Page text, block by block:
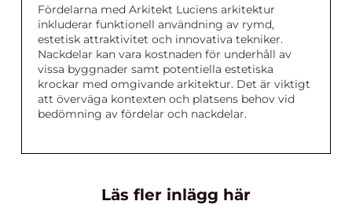
Fördelarna med Arkitekt Luciens arkitektur
inkluderar funktionell användning av rymd,
estetisk attraktivitet och innovativa tekniker.
Nackdelar kan vara kostnaden för underhåll av
vissa byggnader samt potentiella estetiska
krockar med omgivande arkitektur. Det är viktigt
att överväga kontexten och platsens behov vid
bedömning av fördelar och nackdelar.
Läs fler inlägg här